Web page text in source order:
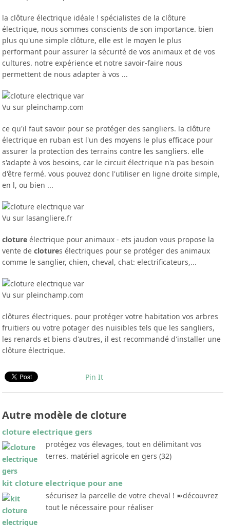
la clôture électrique idéale ! spécialistes de la clôture
électrique, nous sommes conscients de son importance. bien
plus qu'une simple clôture, elle est le moyen le plus
performant pour assurer la sécurité de vos animaux et de vos
cultures. notre expérience et notre savoir-faire nous
permettent de nous adapter à vos ...
Vu sur pleinchamp.com
ce qu'il faut savoir pour se protéger des sangliers. la clôture
électrique en ruban est l'un des moyens le plus efficace pour
assurer la protection des terrains contre les sangliers. elle
s'adapte à vos besoins, car le circuit électrique n'a pas besoin
d'être fermé. vous pouvez donc l'utiliser en ligne droite simple,
en l, ou bien ...
Vu sur lasangliere.fr
cloture électrique pour animaux - ets jaudon vous propose la
vente declotures électriques pour se protéger des animaux
comme le sanglier, chien, cheval, chat: electrificateurs,...
Vu sur pleinchamp.com
clôtures électriques. pour protéger votre habitation vos arbres
fruitiers ou votre potager des nuisibles tels que les sangliers,
les renards et biens d'autres, il est recommandé d'installer une
clôture électrique.
Pin It
Autre modèle de cloture
cloture electrique gers
protégez vos élevages, tout en délimitant vos
terres. matériel agricole en gers (32)
kit cloture electrique pour ane
sécurisez la parcelle de votre cheval ! ➽découvrez
tout le nécessaire pour réaliser